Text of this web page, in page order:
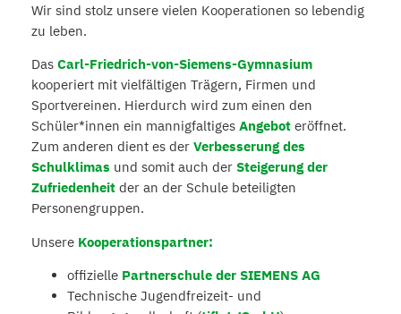
Wir sind stolz unsere vielen Kooperationen so lebendig
zu leben.
Das Carl-Friedrich-von-Siemens-Gymnasium
kooperiert mit vielfältigen Trägern, Firmen und
Sportvereinen. Hierdurch wird zum einen den
Schüler*innen ein mannigfaltiges Angeboteröffnet.
Zum anderen dient es der Verbesserung des
Schulklimas und somit auch der Steigerung der
Zufriedenheitder an der Schule beteiligten
Personengruppen.
Unsere Kooperationspartner:
offizielle Partnerschule der SIEMENS AG
Technische Jugendfreizeit- und